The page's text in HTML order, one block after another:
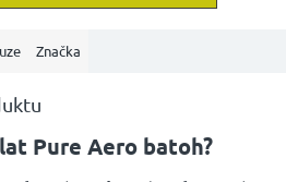
Značka
Pure Aero batoh?